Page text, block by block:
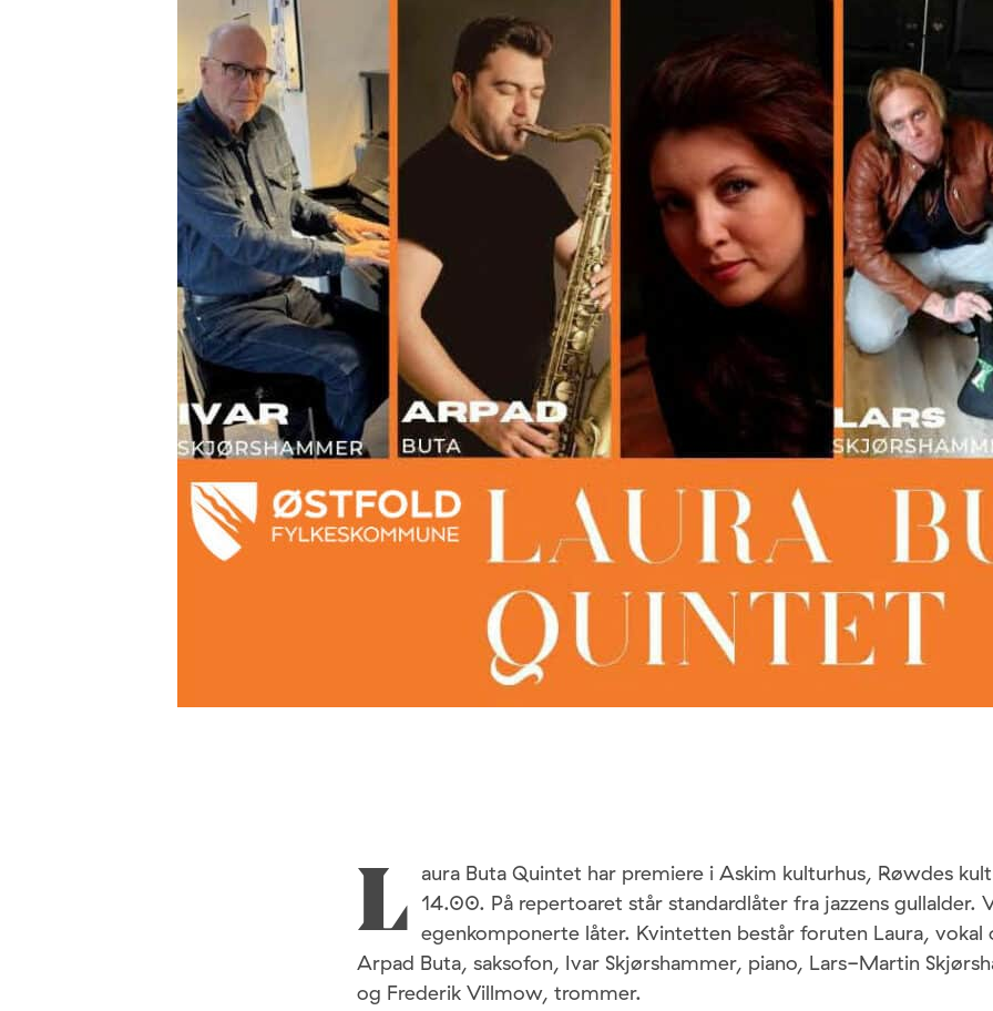
L aura Buta Quintet har premiere i Askim kulturhus, Røwdes
14.00. På repertoaret står standardlåter fra jazzens gullalder.
egenkomponerte låter. Kvintetten består foruten Laura, vokal
Arpad Buta, saksofon, Ivar Skjørshammer, piano, Lars-Martin
og Frederik Villmow, trommer.